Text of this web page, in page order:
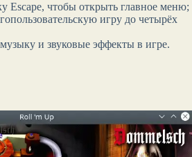
Escape, чтобы открыть главное меню;
игру до четырёх
и звуковые эффекты в игре.